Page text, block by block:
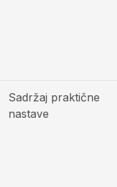
Sadržaj praktične
nastave